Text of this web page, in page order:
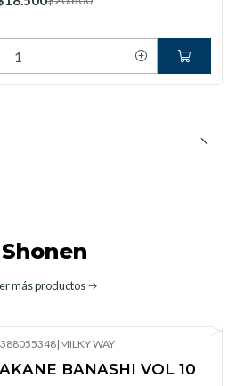
Shonen
más productos
|MILKY WAY
BANASHI VOL 10